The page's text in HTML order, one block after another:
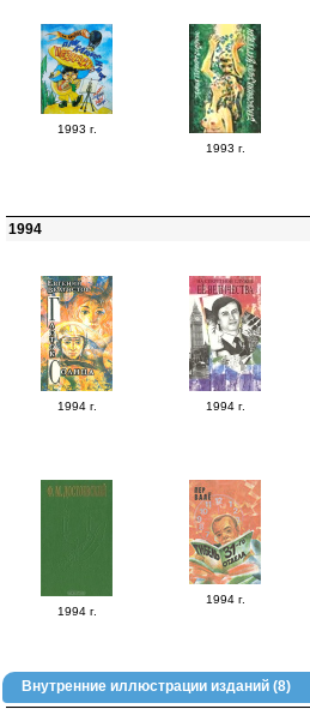
1993 г.
1993 г.
1994
1994 г. 1994 г.
1994 г.
1994 г.
Внутренние иллюстрации изданий (8)